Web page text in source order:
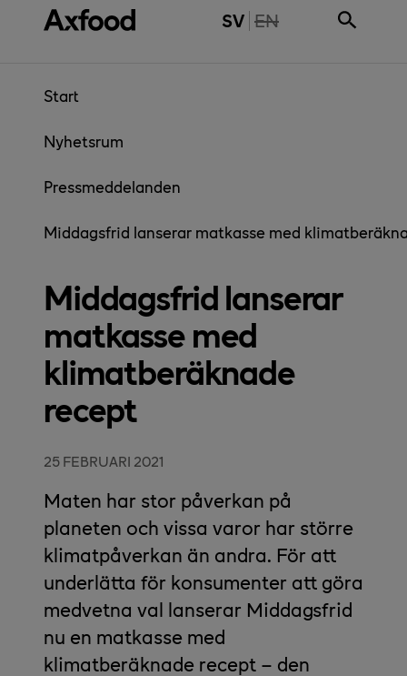
Gå direkt till innehåll SV THE PAGE IS NOT
EN
Start
Nyhetsrum
Pressmeddelanden
­Middagsfrid lanserar matkasse med
­Middagsfrid lanserar
matkasse med
klimatberäknade
recept
25 FEBRUARI 2021
Maten har stor påverkan på
planeten och vissa varor har större
klimatpåverkan än andra. För att
underlätta för konsumenter att göra
medvetna val lanserar Middagsfrid
nu en matkasse med
klimatberäknade recept – den